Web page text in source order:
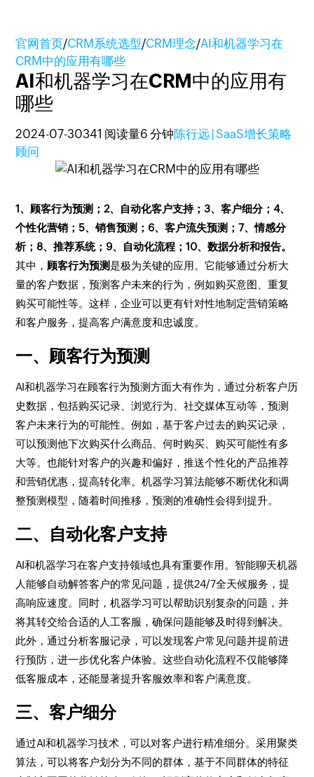
官网首页/CRM系统选型/CRM理念/AI和机器学习在
CRM中的应用有哪些
AI和机器学习在CRM中的应用有
哪些
2024-07-30341 阅读量6 分钟陈行远 | SaaS增长策略
顾问
1、顾客行为预测；2、自动化客户支持；3、客户细分；4、
个性化营销；5、销售预测；6、客户流失预测；7、情感分
析；8、推荐系统；9、自动化流程；10、数据分析和报告。
其中， 顾客行为预测是极为关键的应用。它能够通过分析大
量的客户数据，预测客户未来的行为，例如购买意图、重复
购买可能性等。这样，企业可以更有针对性地制定营销策略
和客户服务，提高客户满意度和忠诚度。
一、顾客行为预测
AI和机器学习在顾客行为预测方面大有作为，通过分析客户历
史数据，包括购买记录、浏览行为、社交媒体互动等，预测
客户未来行为的可能性。例如，基于客户过去的购买记录，
可以预测他下次购买什么商品、何时购买、购买可能性有多
大等。也能针对客户的兴趣和偏好，推送个性化的产品推荐
和营销优惠，提高转化率。机器学习算法能够不断优化和调
整预测模型，随着时间推移，预测的准确性会得到提升。
二、自动化客户支持
AI和机器学习在客户支持领域也具有重要作用。智能聊天机器
人能够自动解答客户的常见问题，提供24/7全天候服务，提
高响应速度。同时，机器学习可以帮助识别复杂的问题，并
将其转交给合适的人工客服，确保问题能够及时得到解决。
此外，通过分析客服记录，可以发现客户常见问题并提前进
行预防，进一步优化客户体验。这些自动化流程不仅能够降
低客服成本，还能显著提升客服效率和客户满意度。
三、客户细分
通过AI和机器学习技术，可以对客户进行精准细分。采用聚类
算法，可以将客户划分为不同的群体，基于不同群体的特征